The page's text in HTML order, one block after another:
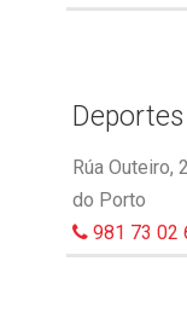
Rúa
do Porto
981 73 02